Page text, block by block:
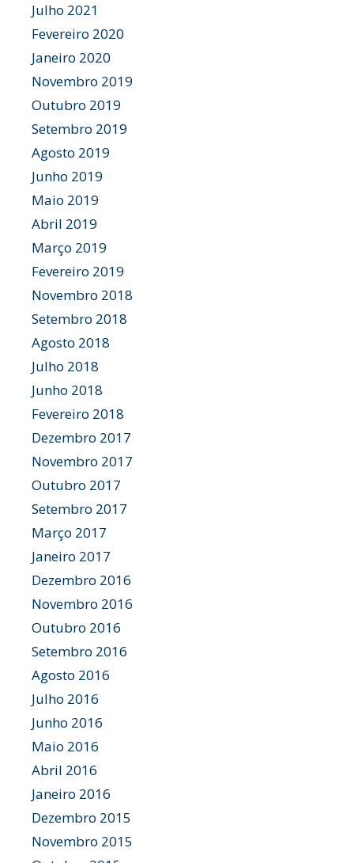
Julho 2021
Fevereiro 2020
Janeiro 2020
Novembro 2019
Outubro 2019
Setembro 2019
Agosto 2019
Junho 2019
Maio 2019
Abril 2019
Março 2019
Fevereiro 2019
Novembro 2018
Setembro 2018
Agosto 2018
Julho 2018
Junho 2018
Fevereiro 2018
Dezembro 2017
Novembro 2017
Outubro 2017
Setembro 2017
Março 2017
Janeiro 2017
Dezembro 2016
Novembro 2016
Outubro 2016
Setembro 2016
Agosto 2016
Julho 2016
Junho 2016
Maio 2016
Abril 2016
Janeiro 2016
Dezembro 2015
Novembro 2015